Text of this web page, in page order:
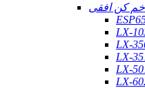
کن افقی
LX-
LX-
LX-
LX-
LX-